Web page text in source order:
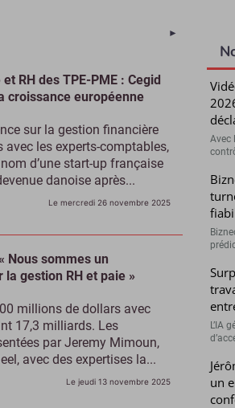
►
RH des TPE-PME : Cegid
croissance européenne
sur la gestion financière
avec les experts-comptables,
d’une start-up française
danoise après...
Le mercredi 26 novembre 2025
Nous sommes un
gestion RH et paie »
millions de dollars avec
17,3 milliards. Les
par Jeremy Mimoun,
avec des expertises la...
Le jeudi 13 novembre 2025
Avec
L’IA
un